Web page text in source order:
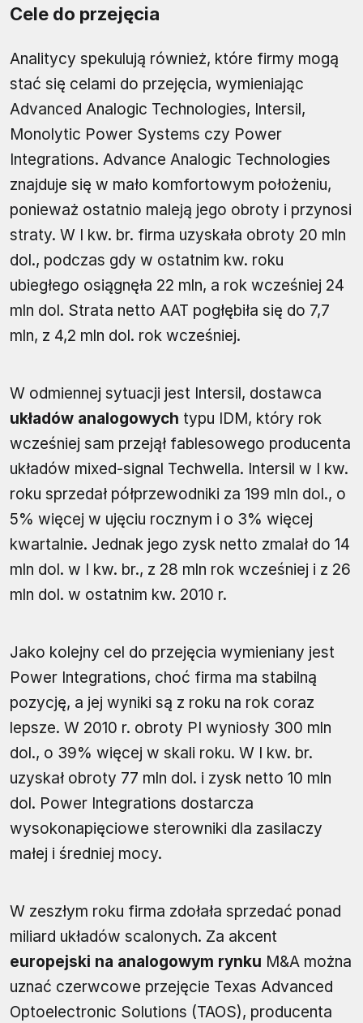
Cele do przejęcia
Analitycy spekulują również, które firmy mogą
stać się celami do przejęcia, wymieniając
Advanced Analogic Technologies, Intersil,
Monolytic Power Systems czy Power
Integrations. Advance Analogic Technologies
znajduje się w mało komfortowym położeniu,
ponieważ ostatnio maleją jego obroty i przynosi
straty. W I kw. br. firma uzyskała obroty 20 mln
dol., podczas gdy w ostatnim kw. roku
ubiegłego osiągnęła 22 mln, a rok wcześniej 24
mln dol. Strata netto AAT pogłębiła się do 7,7
mln, z 4,2 mln dol. rok wcześniej.
W odmiennej sytuacji jest Intersil, dostawca
układów analogowych typu IDM, który rok
wcześniej sam przejął fablesowego producenta
układów mixed-signal Techwella. Intersil w I kw.
roku sprzedał półprzewodniki za 199 mln dol., o
5% więcej w ujęciu rocznym i o 3% więcej
kwartalnie. Jednak jego zysk netto zmalał do 14
mln dol. w I kw. br., z 28 mln rok wcześniej i z 26
mln dol. w ostatnim kw. 2010 r.
Jako kolejny cel do przejęcia wymieniany jest
Power Integrations, choć firma ma stabilną
pozycję, a jej wyniki są z roku na rok coraz
lepsze. W 2010 r. obroty PI wyniosły 300 mln
dol., o 39% więcej w skali roku. W I kw. br.
uzyskał obroty 77 mln dol. i zysk netto 10 mln
dol. Power Integrations dostarcza
wysokonapięciowe sterowniki dla zasilaczy
małej i średniej mocy.
W zeszłym roku firma zdołała sprzedać ponad
miliard układów scalonych. Za akcent
europejski na analogowym rynku M&A można
uznać czerwcowe przejęcie Texas Advanced
Optoelectronic Solutions (TAOS), producenta